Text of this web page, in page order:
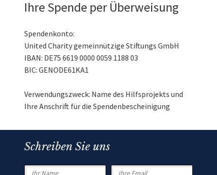
Ihre Spende per Überweisung
Spendenkonto:
United Charity gemeinnützige Stiftungs GmbH
IBAN: DE75 6619 0000 0059 1188 03
BIC: GENODE61KA1
Verwendungszweck: Name des Hilfsprojekts und
Ihre Anschrift für die Spendenbescheinigung
Schreiben Sie uns